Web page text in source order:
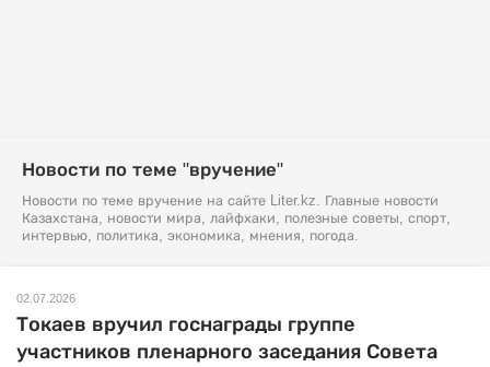
Новости по теме "вручение"
Новости по теме вручение на сайте Liter.kz. Главные новости
Казахстана, новости мира, лайфхаки, полезные советы, спорт,
интервью, политика, экономика, мнения, погода.
02.07.2026
Токаев вручил госнаграды группе
участников пленарного заседания Совета